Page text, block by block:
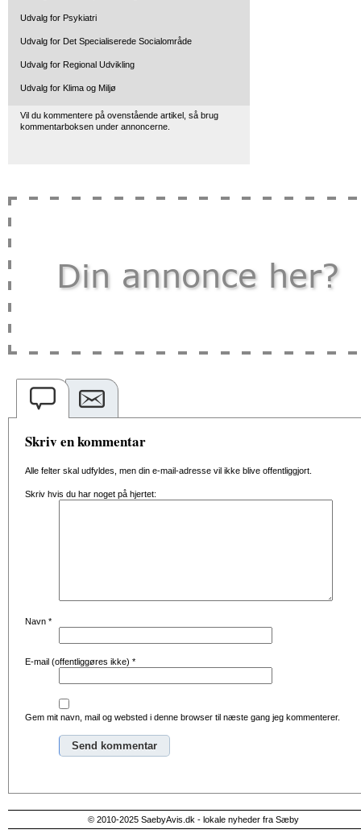
Udvalg for Psykiatri
Udvalg for Det Specialiserede Socialområde
Udvalg for Regional Udvikling
Udvalg for Klima og Miljø
Vil du kommentere på ovenstående artikel, så brug
kommentarboksen under annoncerne.
Skriv en kommentar
Alle felter skal udfyldes, men din e-mail-adresse vil ikke blive offentliggjort.
Skriv hvis du har noget på hjertet:
Navn *
E-mail (offentliggøres ikke) *
Gem mit navn, mail og websted i denne browser til næste gang jeg kommenterer.
© 2010-2025 SaebyAvis.dk - lokale nyheder fra Sæby